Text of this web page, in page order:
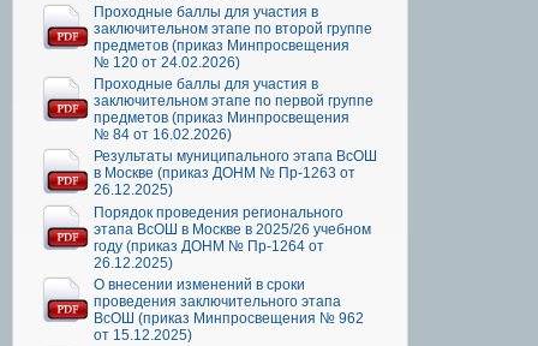
Проходные баллы для участия в
заключительном этапе по второй группе
предметов (приказ Минпросвещения
№ 120 от 24.02.2026)
Проходные баллы для участия в
заключительном этапе по первой группе
предметов (приказ Минпросвещения
№ 84 от 16.02.2026)
Результаты муниципального этапа ВсОШ
в Москве (приказ ДОНМ № Пр-1263 от
26.12.2025)
Порядок проведения регионального
этапа ВсОШ в Москве в 2025/26 учебном
году (приказ ДОНМ № Пр-1264 от
26.12.2025)
О внесении изменений в сроки
проведения заключительного этапа
ВсОШ (приказ Минпросвещения № 962
от 15.12.2025)